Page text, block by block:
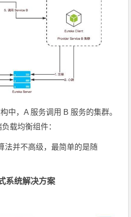
中，A 服务调用 B 服务的集群。
载均衡组件：
法并不高级，最简单的是随
系统解决方案